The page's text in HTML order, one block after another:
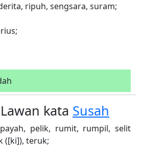
ripuh, sengsara, suram;
kata Susah
pelik, rumit, rumpil, selit
([ki]), teruk;